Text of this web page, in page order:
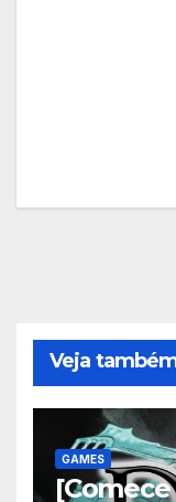
Veja
GAMES